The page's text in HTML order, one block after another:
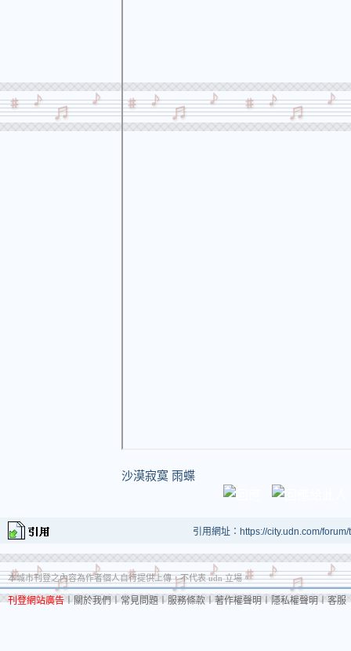
沙漠寂寞 雨蝶
引用網址：https://city.udn.com/
本城市刊登之內容為作者個人自行提供上傳，不代表 udn 立場。
刊登網站廣告︱關於我們︱常見問題︱服務條款︱著作權聲明︱隱私權聲明︱客服